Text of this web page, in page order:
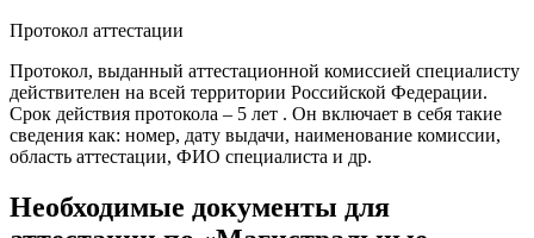
Протокол аттестации
Протокол, выданный аттестационной комиссией специалисту
действителен на всей территории Российской Федерации.
Срок действия протокола – 5 лет . Он включает в себя такие
сведения как: номер, дату выдачи, наименование комиссии,
область аттестации, ФИО специалиста и др.
Необходимые документы для